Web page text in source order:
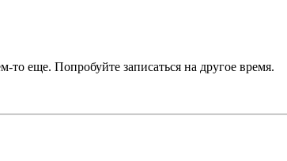
еще. Попробуйте записаться на другое время.